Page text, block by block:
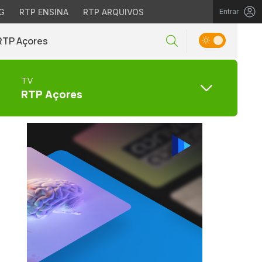
RTP ENSINA RTP ARQUIVOS Entrar
Açores
TV
RTP Açores